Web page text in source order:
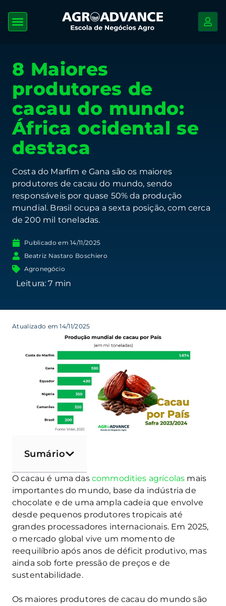
8 Maiores
produtores de
cacau do mundo:
África ocidental se
destaca
Costa do Marfim e Gana são os maiores
produtores de cacau do mundo, sendo
responsáveis por quase 50% da produção
mundial. Brasil ocupa a sexta posição, com cerca
de 200 mil toneladas.
Publicado em 14/11/2025
Beatriz Nastaro Boschiero
Agronegócio
Atualizado em 14/11/2025
Sumário
O cacau é uma das commodities agrícolas mais
importantes do mundo, base da indústria de
chocolate e de uma ampla cadeia que envolve
desde pequenos produtores tropicais até
grandes processadores internacionais. Em 2025,
o mercado global vive um momento de
reequilíbrio após anos de déficit produtivo, mas
ainda sob forte pressão de preços e de
sustentabilidade.
Os maiores produtores de cacau do mundo são